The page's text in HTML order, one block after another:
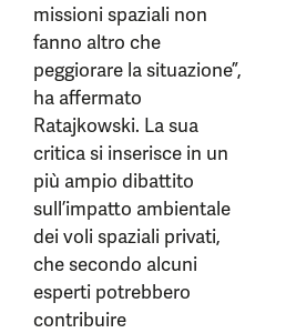
missioni spaziali non
fanno altro che
peggiorare la situazione”,
ha affermato
Ratajkowski. La sua
critica si inserisce in un
più ampio dibattito
sull’impatto ambientale
dei voli spaziali privati,
che secondo alcuni
esperti potrebbero
contribuire